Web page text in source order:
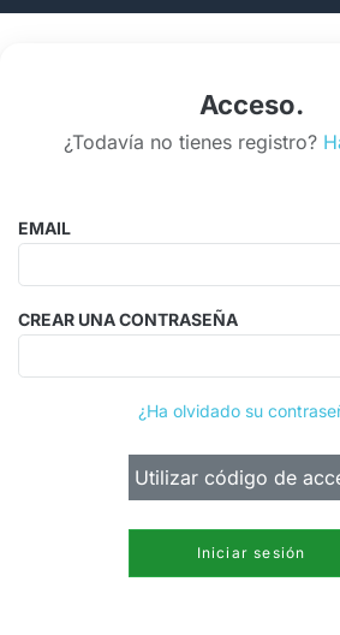
Acceso.
¿Todavía no tienes registro?
EMAIL
CREAR UNA CONTRASEÑA
¿Ha olvidado su
Utilizar código de
Iniciar sesión